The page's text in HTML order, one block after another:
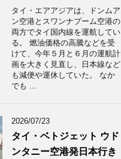
タイ・エアアジアは、ドンムア
ン空港とスワンナプーム空港の
両方でタイ国内線を運航してい
る。 燃油価格の高騰などを受
けて、今年５月と６月の運航計
画を大きく見直し、日本線など
も減便や運休していた。 なか
でも ...
2026/07/23
タイ・ベトジェット ウド
ンタニー空港発日本行き